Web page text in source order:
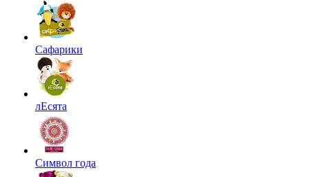
Сафарики
лЕсята
Символ года